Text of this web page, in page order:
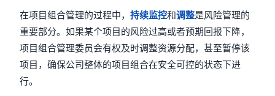
在项目组合管理的过程中，持续监控和调整是风险管理的
重要部分。如果某个项目的风险过高或者预期回报下降，
项目组合管理委员会有权及时调整资源分配，甚至暂停该
项目，确保公司整体的项目组合在安全可控的状态下进
行。